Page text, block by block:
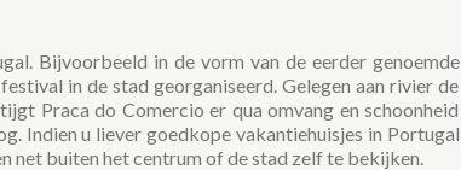
Bijvoorbeeld in de vorm van de eerder genoemde
in de stad georganiseerd. Gelegen aan rivier de
Praca do Comercio er qua omvang en schoonheid
Indien u liever goedkope vakantiehuisjes in Portugal
net buiten het centrum of de stad zelf te bekijken.